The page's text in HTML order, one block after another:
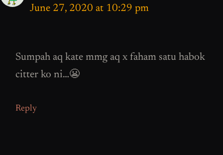
June 27, 2020 at 10:29 pm
Sumpah aq kate mmg aq x faham satu habok
citter ko ni…😬
Reply